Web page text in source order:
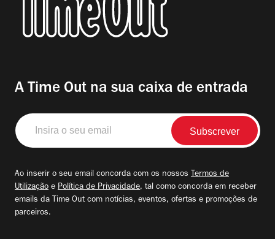
A Time Out na sua caixa de entrada
Insira
o
seu
Ao inserir o seu email concorda com os nossos Termos de
Utilização e Política de Privacidade, tal como concorda em receber
emails da Time Out com notícias, eventos, ofertas e promoções de
parceiros.